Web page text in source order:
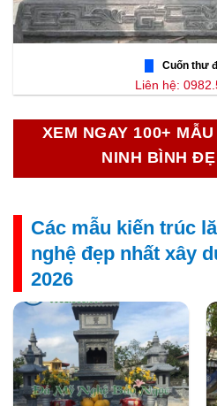
Cuốn thư
Liên hệ:
XEM NGAY 100+
NINH BÌNH
Các mẫu kiến trúc
nghệ đẹp nhất xây
2026